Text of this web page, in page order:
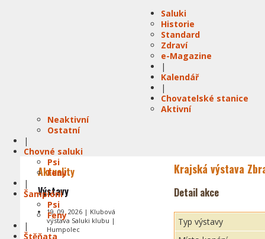
Saluki
Historie
Standard
Zdraví
e-Magazine
|
Kalendář
|
Chovatelské stanice
Aktivní
Neaktivní
Ostatní
|
Chovné saluki
Psi
Feny
|
Šampióni
Psi
Feny
|
Štěňata
Krajská výstava
Detail akce
Typ výstavy
Aktuality
Výstavy
19. 09. 2026 | Klubová
výstava Saluki klubu |
Humpolec